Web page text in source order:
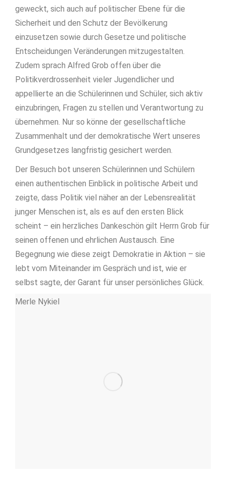
geweckt, sich auch auf politischer Ebene für die
Sicherheit und den Schutz der Bevölkerung
einzusetzen sowie durch Gesetze und politische
Entscheidungen Veränderungen mitzugestalten.
Zudem sprach Alfred Grob offen über die
Politikverdrossenheit vieler Jugendlicher und
appellierte an die Schülerinnen und Schüler, sich aktiv
einzubringen, Fragen zu stellen und Verantwortung zu
übernehmen. Nur so könne der gesellschaftliche
Zusammenhalt und der demokratische Wert unseres
Grundgesetzes langfristig gesichert werden.
Der Besuch bot unseren Schülerinnen und Schülern
einen authentischen Einblick in politische Arbeit und
zeigte, dass Politik viel näher an der Lebensrealität
junger Menschen ist, als es auf den ersten Blick
scheint – ein herzliches Dankeschön gilt Herrn Grob für
seinen offenen und ehrlichen Austausch. Eine
Begegnung wie diese zeigt Demokratie in Aktion – sie
lebt vom Miteinander im Gespräch und ist, wie er
selbst sagte, der Garant für unser persönliches Glück.
Merle Nykiel